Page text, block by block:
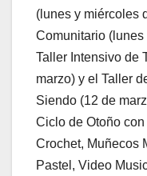
(lunes y miércoles
Comunitario (lunes
Taller Intensivo de
marzo) y el Taller
Siendo (12 de
Ciclo de Otoño con
Crochet, Muñecos
Pastel, Video